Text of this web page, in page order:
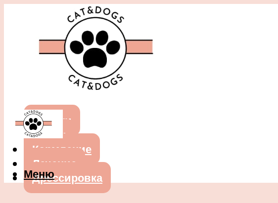
Собаки
Кошки
Кормление
Лечение
Дрессировка
Меню